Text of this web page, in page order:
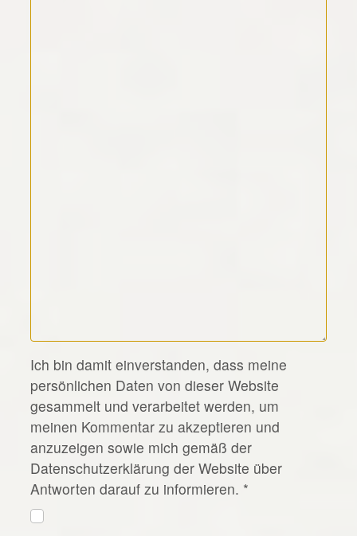
*
Ich bin damit einverstanden, dass meine
persönlichen Daten von dieser Website
gesammelt und verarbeitet werden, um
meinen Kommentar zu akzeptieren und
anzuzeigen sowie mich gemäß der
Datenschutzerklärung der Website über
Antworten darauf zu informieren. *